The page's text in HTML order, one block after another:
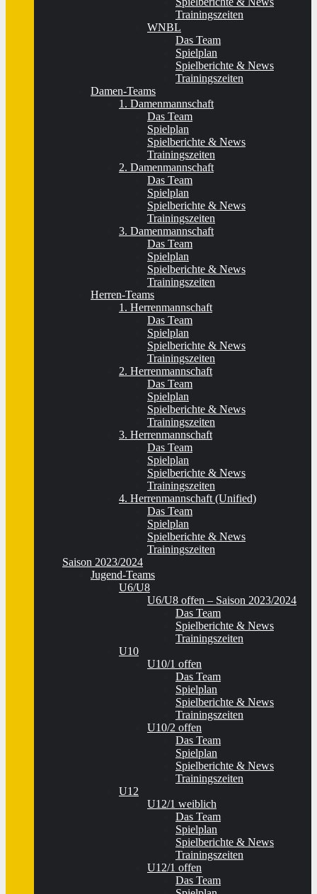
Trainingszeiten
WNBL
Das Team
Spielplan
Spielberichte & News
Trainingszeiten
Damen-Teams
1. Damenmannschaft
Das Team
Spielplan
Spielberichte & News
Trainingszeiten
2. Damenmannschaft
Das Team
Spielplan
Spielberichte & News
Trainingszeiten
3. Damenmannschaft
Das Team
Spielplan
Spielberichte & News
Trainingszeiten
Herren-Teams
1. Herrenmannschaft
Das Team
Spielplan
Spielberichte & News
Trainingszeiten
2. Herrenmannschaft
Das Team
Spielplan
Spielberichte & News
Trainingszeiten
3. Herrenmannschaft
Das Team
Spielplan
Spielberichte & News
Trainingszeiten
4. Herrenmannschaft (Unified)
Das Team
Spielplan
Spielberichte & News
Trainingszeiten
Saison 2023/2024
Jugend-Teams
U6/U8
U6/U8 offen – Saison 2023/2024
Das Team
Spielberichte & News
Trainingszeiten
U10
U10/1 offen
Das Team
Spielplan
Spielberichte & News
Trainingszeiten
U10/2 offen
Das Team
Spielplan
Spielberichte & News
Trainingszeiten
U12
U12/1 weiblich
Das Team
Spielplan
Spielberichte & News
Trainingszeiten
U12/1 offen
Das Team